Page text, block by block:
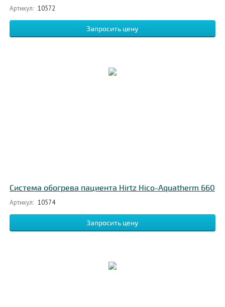
Артикул: 10572
Запросить цену
Система обогрева пациента Hirtz Hico-Aquatherm 660
Артикул: 10574
Запросить цену